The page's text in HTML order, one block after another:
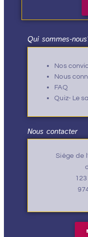
Qui sommes-
Nos
Nous
FAQ
Quiz- Le
Nous contacter
Siège de